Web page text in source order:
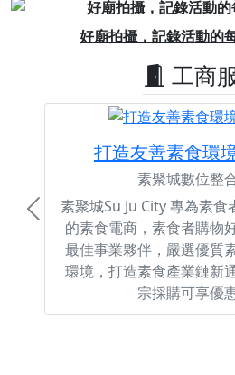
好廟拍攝，記錄活動的
Previous
工商
打造友善素食環
素聚城數位整
素聚城Su Ju City 專為素食
的素食電商，素食者購物
最佳事業夥伴，嚴選優質
環境，打造素食產業鏈新
宗採購可享優惠
Previous